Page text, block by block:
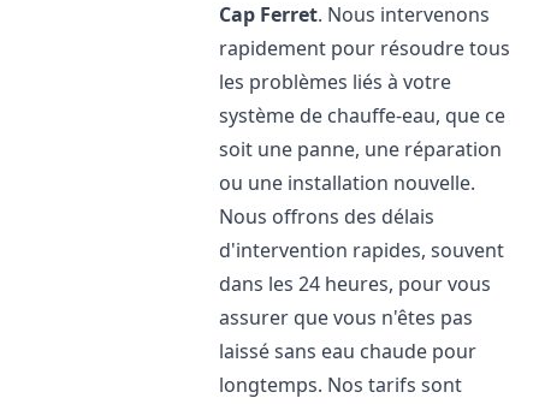
Cap Ferret. Nous intervenons
rapidement pour résoudre tous
les problèmes liés à votre
système de chauffe-eau, que ce
soit une panne, une réparation
ou une installation nouvelle.
Nous offrons des délais
d'intervention rapides, souvent
dans les 24 heures, pour vous
assurer que vous n'êtes pas
laissé sans eau chaude pour
longtemps. Nos tarifs sont